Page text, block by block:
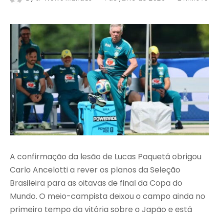
A confirmação da lesão de Lucas Paquetá obrigou
Carlo Ancelotti a rever os planos da Seleção
Brasileira para as oitavas de final da Copa do
Mundo. O meio-campista deixou o campo ainda no
primeiro tempo da vitória sobre o Japão e está